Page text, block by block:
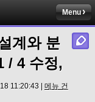
Menu
계와 분
/ 4 수정,
11:20:43 | 메뉴 건